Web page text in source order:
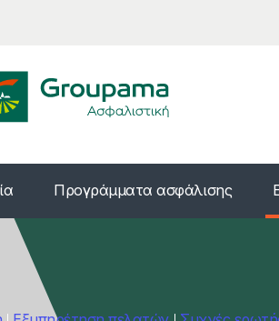
Προγράμματα ασφάλισης